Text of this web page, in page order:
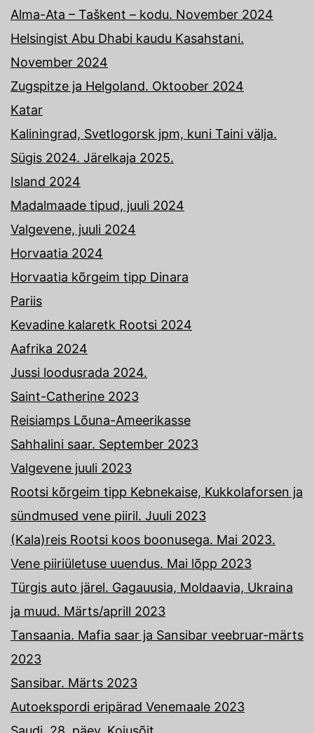
Alma-Ata – Taškent – kodu. November 2024
Helsingist Abu Dhabi kaudu Kasahstani.
November 2024
Zugspitze ja Helgoland. Oktoober 2024
Katar
Kaliningrad, Svetlogorsk jpm, kuni Taini välja.
Sügis 2024. Järelkaja 2025.
Island 2024
Madalmaade tipud, juuli 2024
Valgevene, juuli 2024
Horvaatia 2024
Horvaatia kõrgeim tipp Dinara
Pariis
Kevadine kalaretk Rootsi 2024
Aafrika 2024
Jussi loodusrada 2024.
Saint-Catherine 2023
Reisiamps Lõuna-Ameerikasse
Sahhalini saar. September 2023
Valgevene juuli 2023
Rootsi kõrgeim tipp Kebnekaise, Kukkolaforsen ja
sündmused vene piiril. Juuli 2023
(Kala)reis Rootsi koos boonusega. Mai 2023.
Vene piiriületuse uuendus. Mai lõpp 2023
Türgis auto järel. Gagauusia, Moldaavia, Ukraina
ja muud. Märts/aprill 2023
Tansaania. Mafia saar ja Sansibar veebruar-märts
2023
Sansibar. Märts 2023
Autoekspordi eripärad Venemaale 2023